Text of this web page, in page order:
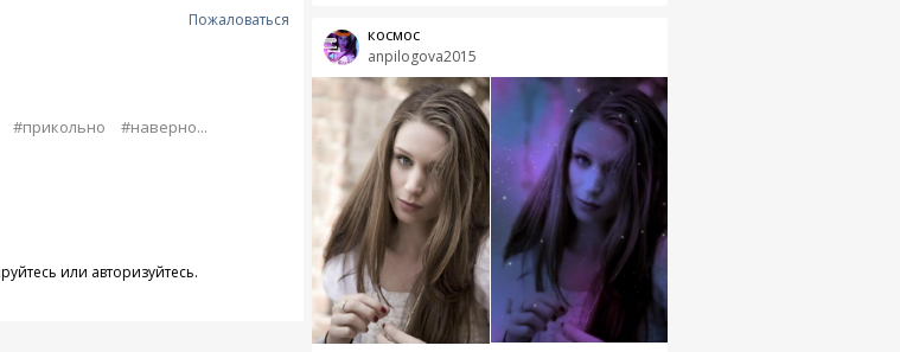
Пожаловаться
#прикольно #наверно...
или авторизуйтесь.
anpilogova2015
космос